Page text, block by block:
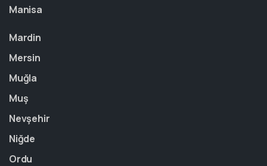
Manisa
Mardin
Mersin
Muğla
Muş
Nevşehir
Niğde
Ordu